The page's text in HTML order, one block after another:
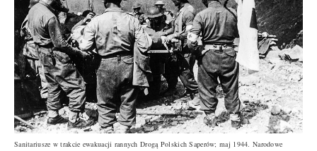
Sanitariusze w trakcie ewakuacji rannych Drogą Polskich Saperów; maj 1944. Narodowe